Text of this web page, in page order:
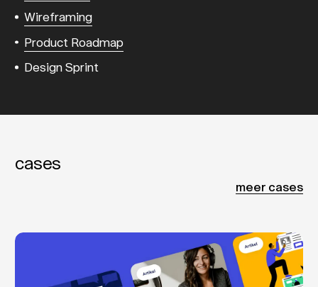
Wireframing
Product Roadmap
Design Sprint
cases
meer cases